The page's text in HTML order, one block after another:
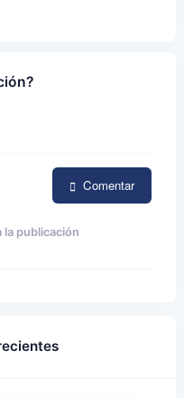
Comentar
la publicación